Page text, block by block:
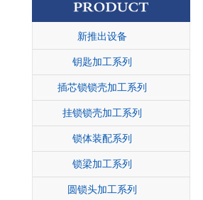
新推出设备
钥匙加工系列
插芯锁锁壳加工系列
挂锁锁壳加工系列
锁体装配系列
锁梁加工系列
圆锁头加工系列